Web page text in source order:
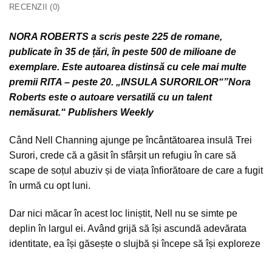
RECENZII (0)
NORA ROBERTS a scris peste 225 de romane,
publicate în 35 de țări, în peste 500 de milioane de
exemplare. Este autoarea distinsă cu cele mai multe
premii RITA – peste 20. „INSULA SURORILOR“”Nora
Roberts este o autoare versatilă cu un talent
nemăsurat.“ Publishers Weekly
Când Nell Channing ajunge pe încântătoarea insulă Trei
Surori, crede că a găsit în sfârșit un refugiu în care să
scape de soțul abuziv și de viața înfiorătoare de care a fugit
în urmă cu opt luni.
Dar nici măcar în acest loc liniștit, Nell nu se simte pe
deplin în largul ei. Având grijă să își ascundă adevărata
identitate, ea își găsește o slujbă și începe să își exploreze